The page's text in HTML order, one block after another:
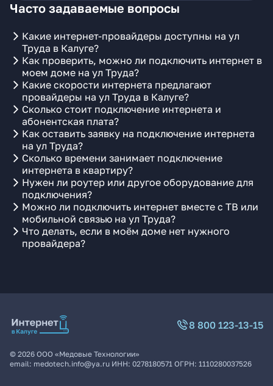
Часто задаваемые вопросы
Какие интернет-провайдеры доступны на ул
Труда в Калуге?
Как проверить, можно ли подключить интернет в
моем доме на ул Труда?
Какие скорости интернета предлагают
провайдеры на ул Труда в Калуге?
Сколько стоит подключение интернета и
абонентская плата?
Как оставить заявку на подключение интернета
на ул Труда?
Сколько времени занимает подключение
интернета в квартиру?
Нужен ли роутер или другое оборудование для
подключения?
Можно ли подключить интернет вместе с ТВ или
мобильной связью на ул Труда?
Что делать, если в моём доме нет нужного
провайдера?
8 800 123-13-15
© 2026 ООО «Медовые Технологии»
email: medotech.info@ya.ru ИНН: 0278180571 ОГРН: 1110280037526